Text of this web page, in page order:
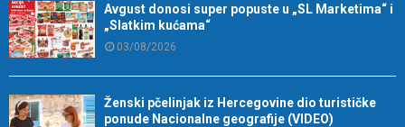
Avgust donosi super popuste u „SL Marketima“ i
„Slatkim kućama“
03/08/2026
Ženski pčelinjak iz Hercegovine dio turističke
ponude Nacionalne geografije (VIDEO)